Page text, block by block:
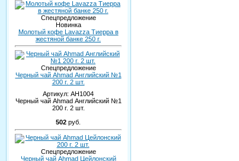
Спецпредложение
Новинка
Молотый кофе Lavazza Тиерра в
жестяной банке 250 г.
Спецпредложение
Черный чай Ahmad Английский №1
200 г. 2 шт.
Артикул: AH1004
Черный чай Ahmad Английский №1
200 г. 2 шт.
502 руб.
Спецпредложение
Черный чай Ahmad Цейлонский